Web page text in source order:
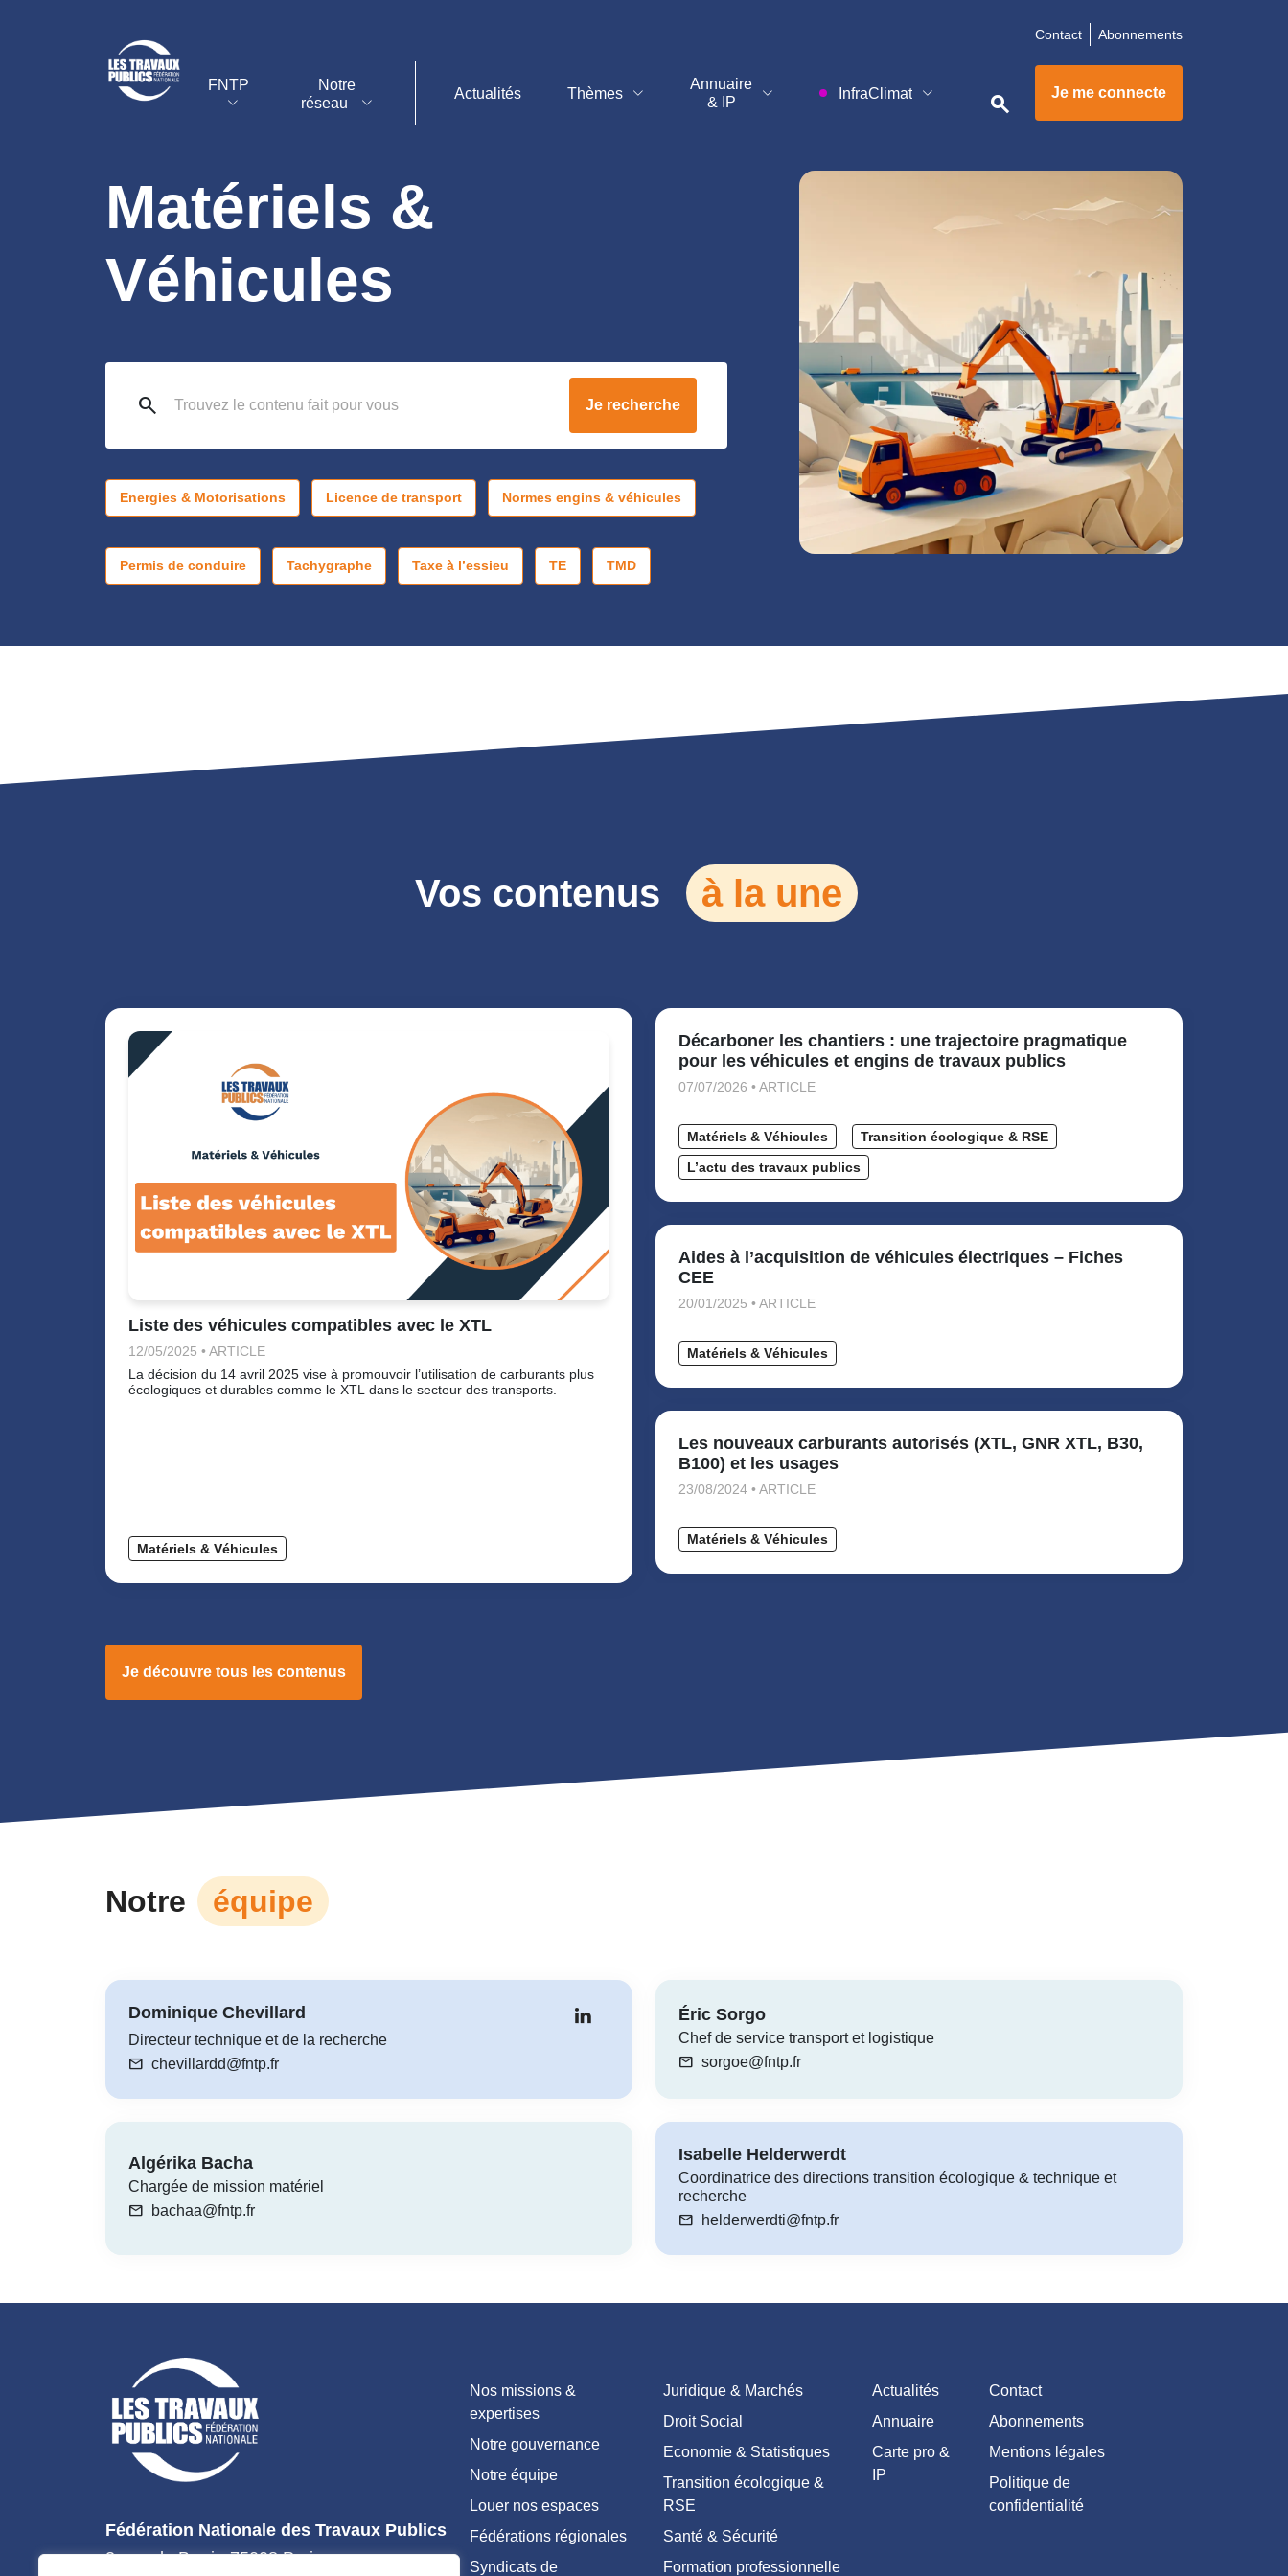
Contact Abonnements
FNTP
Notre
réseau
Actualités Thèmes
Annuaire
& IP
InfraClimat search Je me connecte
Matériels &
Véhicules
search Je recherche
Energies & Motorisations Licence de transport Normes engins & véhicules
Permis de conduire Tachygraphe Taxe à l’essieu TE TMD
Vos contenus à la une
Liste des véhicules compatibles avec le XTL
12/05/2025 • ARTICLE
La décision du 14 avril 2025 vise à promouvoir l’utilisation de carburants plus
écologiques et durables comme le XTL dans le secteur des transports.
Matériels & Véhicules
Décarboner les chantiers : une trajectoire pragmatique
pour les véhicules et engins de travaux publics
07/07/2026 • ARTICLE
Matériels & Véhicules
Transition écologique & RSE
L’actu des travaux publics
Aides à l’acquisition de véhicules électriques – Fiches
CEE
20/01/2025 • ARTICLE
Matériels & Véhicules
Les nouveaux carburants autorisés (XTL, GNR XTL, B30,
B100) et les usages
23/08/2024 • ARTICLE
Matériels & Véhicules
Je découvre tous les contenus
Notre équipe
Dominique Chevillard
Directeur technique et de la recherche
mail chevillardd@fntp.fr
Éric Sorgo
Chef de service transport et logistique
mail sorgoe@fntp.fr
Algérika Bacha
Chargée de mission matériel
mail bachaa@fntp.fr
Isabelle Helderwerdt
Coordinatrice des directions transition écologique & technique et
recherche
mail helderwerdti@fntp.fr
Fédération Nationale des Travaux Publics
3, rue de Berri - 75008 Paris
Nos missions &
expertises
Notre gouvernance
Notre équipe
Louer nos espaces
Fédérations régionales
Syndicats de
Juridique & Marchés
Droit Social
Economie & Statistiques
Transition écologique &
RSE
Santé & Sécurité
Formation professionnelle
Actualités
Annuaire
Carte pro &
IP
Contact
Abonnements
Mentions légales
Politique de
confidentialité